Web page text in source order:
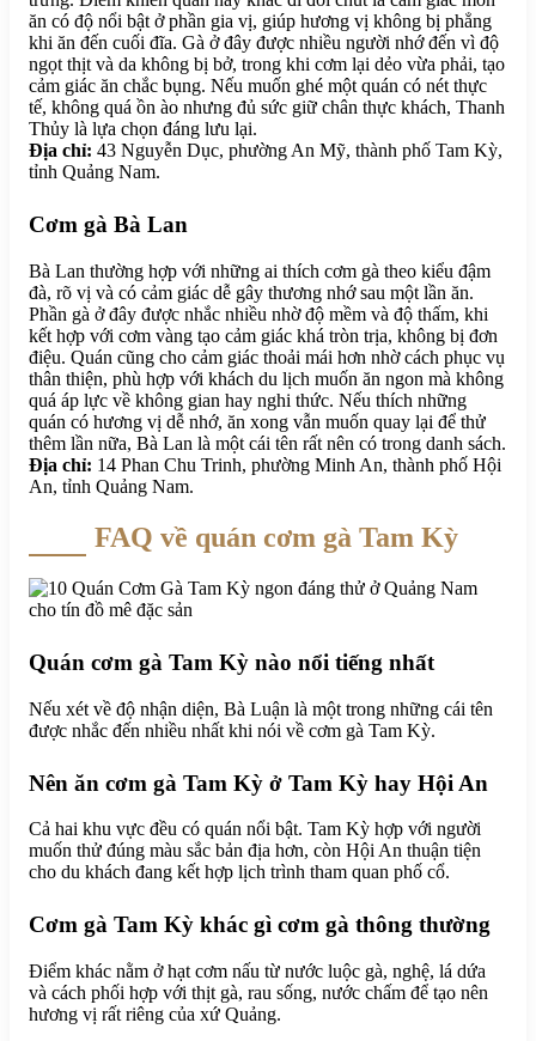
ăn có độ nổi bật ở phần gia vị, giúp hương vị không bị phẳng
khi ăn đến cuối đĩa. Gà ở đây được nhiều người nhớ đến vì độ
ngọt thịt và da không bị bở, trong khi cơm lại dẻo vừa phải, tạo
cảm giác ăn chắc bụng. Nếu muốn ghé một quán có nét thực
tế, không quá ồn ào nhưng đủ sức giữ chân thực khách, Thanh
Thủy là lựa chọn đáng lưu lại.
Địa chỉ: 43 Nguyễn Dục, phường An Mỹ, thành phố Tam Kỳ,
tỉnh Quảng Nam.
Cơm gà Bà Lan
Bà Lan thường hợp với những ai thích cơm gà theo kiểu đậm
đà, rõ vị và có cảm giác dễ gây thương nhớ sau một lần ăn.
Phần gà ở đây được nhắc nhiều nhờ độ mềm và độ thấm, khi
kết hợp với cơm vàng tạo cảm giác khá tròn trịa, không bị đơn
điệu. Quán cũng cho cảm giác thoải mái hơn nhờ cách phục vụ
thân thiện, phù hợp với khách du lịch muốn ăn ngon mà không
quá áp lực về không gian hay nghi thức. Nếu thích những
quán có hương vị dễ nhớ, ăn xong vẫn muốn quay lại để thử
thêm lần nữa, Bà Lan là một cái tên rất nên có trong danh sách.
Địa chỉ: 14 Phan Chu Trinh, phường Minh An, thành phố Hội
An, tỉnh Quảng Nam.
FAQ về quán cơm gà Tam Kỳ
Quán cơm gà Tam Kỳ nào nổi tiếng nhất
Nếu xét về độ nhận diện, Bà Luận là một trong những cái tên
được nhắc đến nhiều nhất khi nói về cơm gà Tam Kỳ.
Nên ăn cơm gà Tam Kỳ ở Tam Kỳ hay Hội An
Cả hai khu vực đều có quán nổi bật. Tam Kỳ hợp với người
muốn thử đúng màu sắc bản địa hơn, còn Hội An thuận tiện
cho du khách đang kết hợp lịch trình tham quan phố cổ.
Cơm gà Tam Kỳ khác gì cơm gà thông thường
Điểm khác nằm ở hạt cơm nấu từ nước luộc gà, nghệ, lá dứa
và cách phối hợp với thịt gà, rau sống, nước chấm để tạo nên
hương vị rất riêng của xứ Quảng.